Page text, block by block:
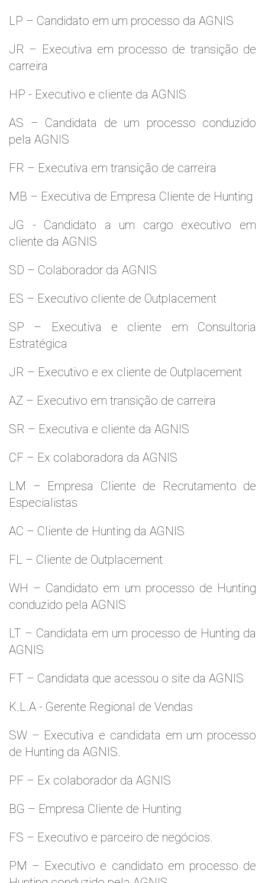
LP – Candidato em um processo da AGNIS
JR – Executiva em processo de transição de
carreira
HP - Executivo e cliente da AGNIS
AS – Candidata de um processo conduzido
pela AGNIS
FR – Executiva em transição de carreira
MB – Executiva de Empresa Cliente de Hunting
JG - Candidato a um cargo executivo em
cliente da AGNIS
SD – Colaborador da AGNIS
ES – Executivo cliente de Outplacement
SP – Executiva e cliente em Consultoria
Estratégica
JR – Executivo e ex cliente de Outplacement
AZ – Executivo em transição de carreira
SR – Executiva e cliente da AGNIS
CF – Ex colaboradora da AGNIS
LM – Empresa Cliente de Recrutamento de
Especialistas
AC – Cliente de Hunting da AGNIS
FL – Cliente de Outplacement
WH – Candidato em um processo de Hunting
conduzido pela AGNIS
LT – Candidata em um processo de Hunting da
AGNIS
FT – Candidata que acessou o site da AGNIS
K.L.A - Gerente Regional de Vendas
SW – Executiva e candidata em um processo
de Hunting da AGNIS.
PF – Ex colaborador da AGNIS
BG – Empresa Cliente de Hunting
FS – Executivo e parceiro de negócios.
PM – Executivo e candidato em processo de